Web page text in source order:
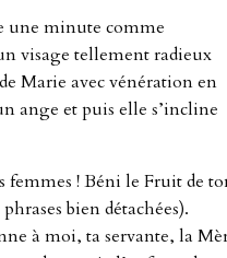
une minute comme
visage tellement radieux
Marie avec vénération en
ange et puis elle s’incline
femmes ! Béni le Fruit de
bien détachées).
à moi, ta servante, la